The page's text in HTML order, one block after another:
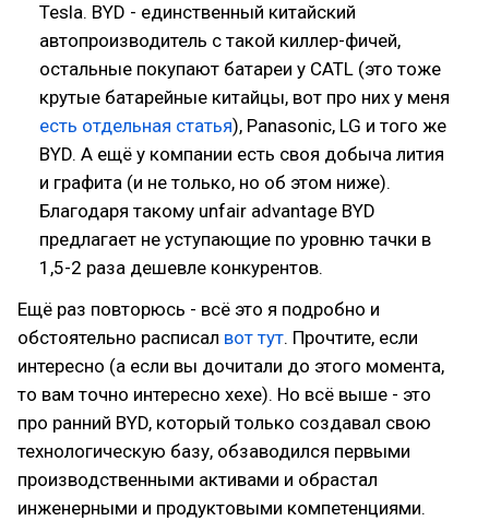
Tesla. BYD - единственный китайский
автопроизводитель с такой киллер-фичей,
остальные покупают батареи у CATL (это тоже
крутые батарейные китайцы, вот про них у меня
есть отдельная статья), Panasonic, LG и того же
BYD. А ещё у компании есть своя добыча лития
и графита (и не только, но об этом ниже).
Благодаря такому unfair advantage BYD
предлагает не уступающие по уровню тачки в
1,5-2 раза дешевле конкурентов.
Ещё раз повторюсь - всё это я подробно и
обстоятельно расписал вот тут. Прочтите, если
интересно (а если вы дочитали до этого момента,
то вам точно интересно хехе). Но всё выше - это
про ранний BYD, который только создавал свою
технологическую базу, обзаводился первыми
производственными активами и обрастал
инженерными и продуктовыми компетенциями.